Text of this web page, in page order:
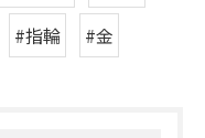
#指輪 #金